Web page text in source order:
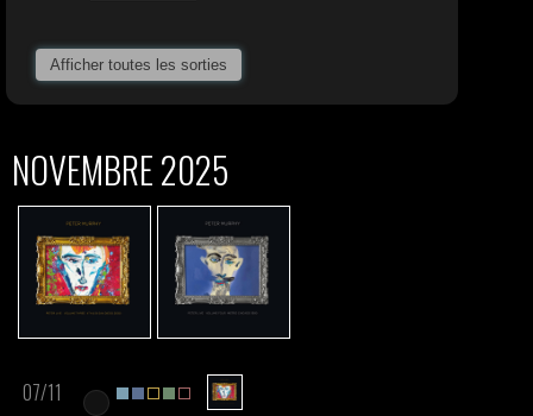
Afficher toutes les sorties
NOVEMBRE 2025
07/11